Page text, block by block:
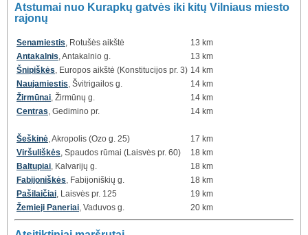
Atstumai nuo Kurapkų gatvės iki kitų Vilniaus miesto
rajonų
Senamiestis , Rotušės aikštė
13 km
Antakalnis , Antakalnio g.
13 km
Šnipiškės , Europos aikštė (Konstitucijos pr. 3) 14 km
Naujamiestis , Švitrigailos g.
14 km
Žirmūnai , Žirmūnų g.
14 km
Centras , Gedimino pr. 14 km
Šeškinė , Akropolis (Ozo g. 25)
17 km
Viršuliškės , Spaudos rūmai (Laisvės pr. 60)
18 km
Baltupiai , Kalvarijų g.
18 km
Fabijoniškės , Fabijoniškių g.
18 km
Pašilaičiai , Laisvės pr. 125
19 km
Žemieji Paneriai , Vaduvos g. 20 km